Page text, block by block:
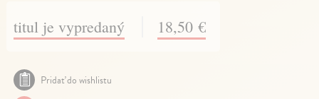
titul je vypredaný 18,50 €
Pridať do wishlistu